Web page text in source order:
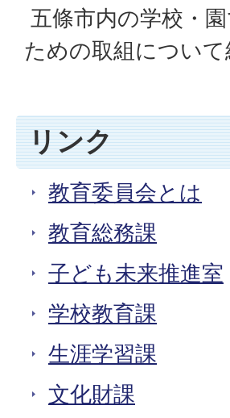
五條市内の学校・
ための取組につい
リンク
教育委員会とは
教育総務課
子ども未来推進室
学校教育課
生涯学習課
文化財課